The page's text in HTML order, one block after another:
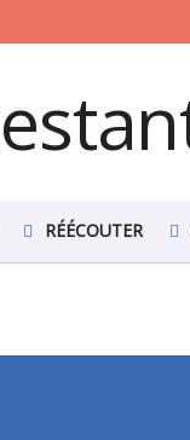
RÉÉCOUTER